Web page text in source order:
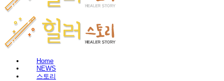
Home
NEWS
스토리